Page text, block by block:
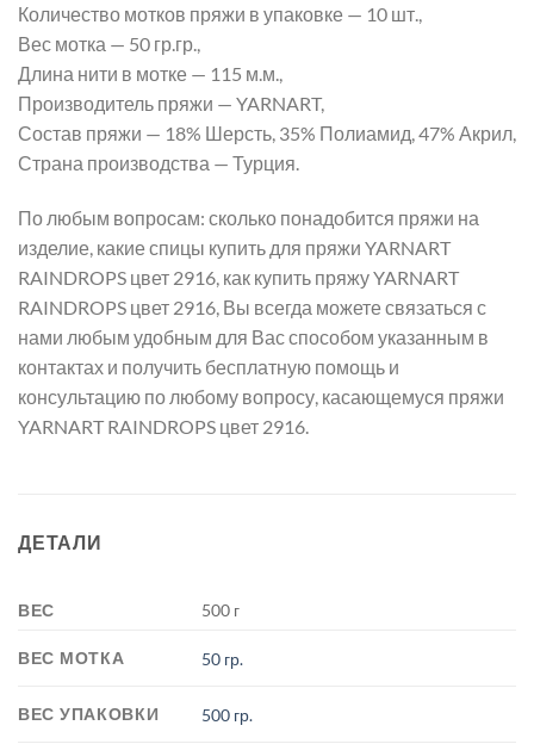
Количество мотков пряжи в упаковке — 10 шт.,
Вес мотка — 50 гр.гр.,
Длина нити в мотке — 115 м.м.,
Производитель пряжи — YARNART,
Состав пряжи — 18% Шерсть, 35% Полиамид, 47% Акрил,
Страна производства — Турция.
По любым вопросам: сколько понадобится пряжи на
изделие, какие спицы купить для пряжи YARNART
RAINDROPS цвет 2916, как купить пряжу YARNART
RAINDROPS цвет 2916, Вы всегда можете связаться с
нами любым удобным для Вас способом указанным в
контактах и получить бесплатную помощь и
консультацию по любому вопросу, касающемуся пряжи
YARNART RAINDROPS цвет 2916.
ДЕТАЛИ
ВЕС 500 г
ВЕС МОТКА 50 гр.
ВЕС УПАКОВКИ 500 гр.